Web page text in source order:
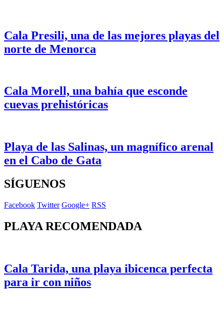
Cala Presili, una de las mejores playas del
norte de Menorca
Cala Morell, una bahía que esconde
cuevas prehistóricas
Playa de las Salinas, un magnífico arenal
en el Cabo de Gata
SÍGUENOS
Facebook Twitter Google+ RSS
PLAYA RECOMENDADA
Cala Tarida, una playa ibicenca perfecta
para ir con niños